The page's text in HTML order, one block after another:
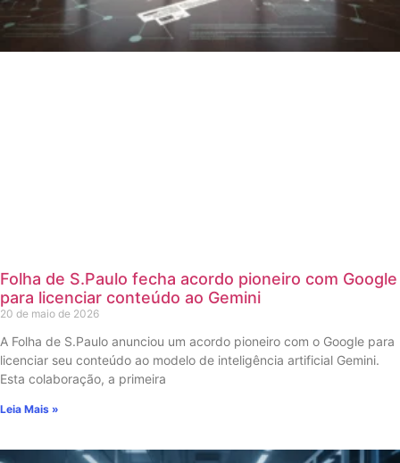
Folha de S.Paulo fecha acordo pioneiro com Google
para licenciar conteúdo ao Gemini
20 de maio de 2026
A Folha de S.Paulo anunciou um acordo pioneiro com o Google para
licenciar seu conteúdo ao modelo de inteligência artificial Gemini.
Esta colaboração, a primeira
Leia Mais »